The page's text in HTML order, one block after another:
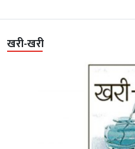
खरी-खरी